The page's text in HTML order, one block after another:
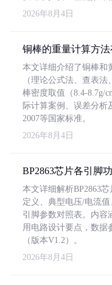
2026年8月4日
铜棒的重量计算方
本文详细介绍了铜棒和
（理论公式法、查表
棒密度取值（8.4-8.7g/
际计算案例、误差分析
2007等国家标准。
2026年8月4日
BP2863芯片各引脚
本文详细解析BP2863
定义、典型电压/电流
引脚参数对照表。内容
用电路设计要点，数据
（版本V1.2）。
2026年8月4日